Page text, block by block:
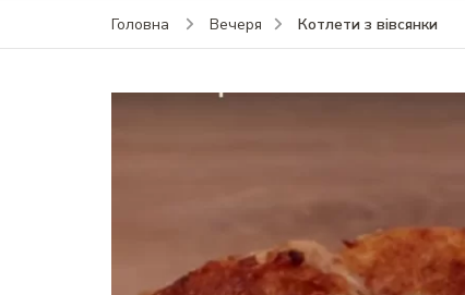
Головна Вечеря Котлети з вівсянки